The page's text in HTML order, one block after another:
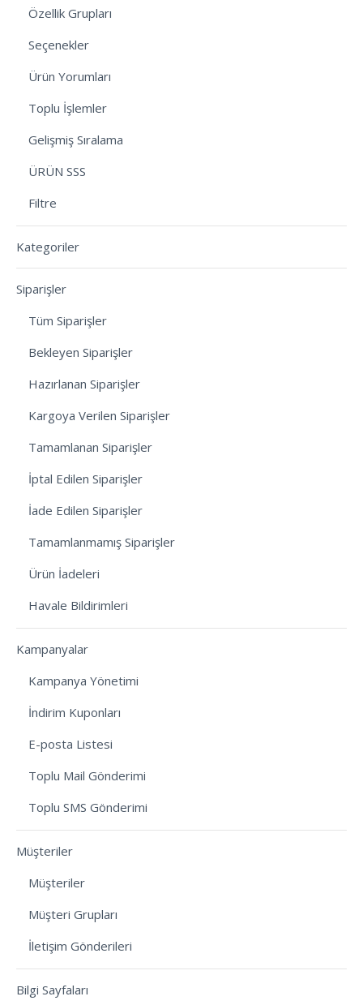
Özellik Grupları
Seçenekler
Ürün Yorumları
Toplu İşlemler
Gelişmiş Sıralama
ÜRÜN SSS
Filtre
Kategoriler
Siparişler
Tüm Siparişler
Bekleyen Siparişler
Hazırlanan Siparişler
Kargoya Verilen Siparişler
Tamamlanan Siparişler
İptal Edilen Siparişler
İade Edilen Siparişler
Tamamlanmamış Siparişler
Ürün İadeleri
Havale Bildirimleri
Kampanyalar
Kampanya Yönetimi
İndirim Kuponları
E-posta Listesi
Toplu Mail Gönderimi
Toplu SMS Gönderimi
Müşteriler
Müşteriler
Müşteri Grupları
İletişim Gönderileri
Bilgi Sayfaları